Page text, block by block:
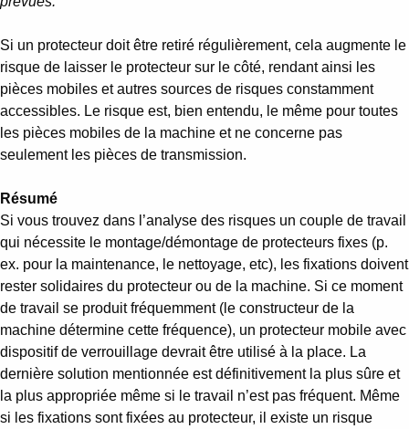
Si un protecteur doit être retiré régulièrement, cela augmente le
risque de laisser le protecteur sur le côté, rendant ainsi les
pièces mobiles et autres sources de risques constamment
accessibles. Le risque est, bien entendu, le même pour toutes
les pièces mobiles de la machine et ne concerne pas
seulement les pièces de transmission.
Résumé
Si vous trouvez dans l’analyse des risques un couple de travail
qui nécessite le montage/démontage de protecteurs fixes (p.
ex. pour la maintenance, le nettoyage, etc), les fixations doivent
rester solidaires du protecteur ou de la machine. Si ce moment
de travail se produit fréquemment (le constructeur de la
machine détermine cette fréquence), un protecteur mobile avec
dispositif de verrouillage devrait être utilisé à la place. La
dernière solution mentionnée est définitivement la plus sûre et
la plus appropriée même si le travail n’est pas fréquent. Même
si les fixations sont fixées au protecteur, il existe un risque